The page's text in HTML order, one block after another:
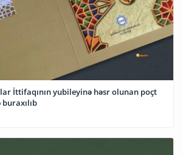
İttifaqının yubileyinə həsr olunan poçt